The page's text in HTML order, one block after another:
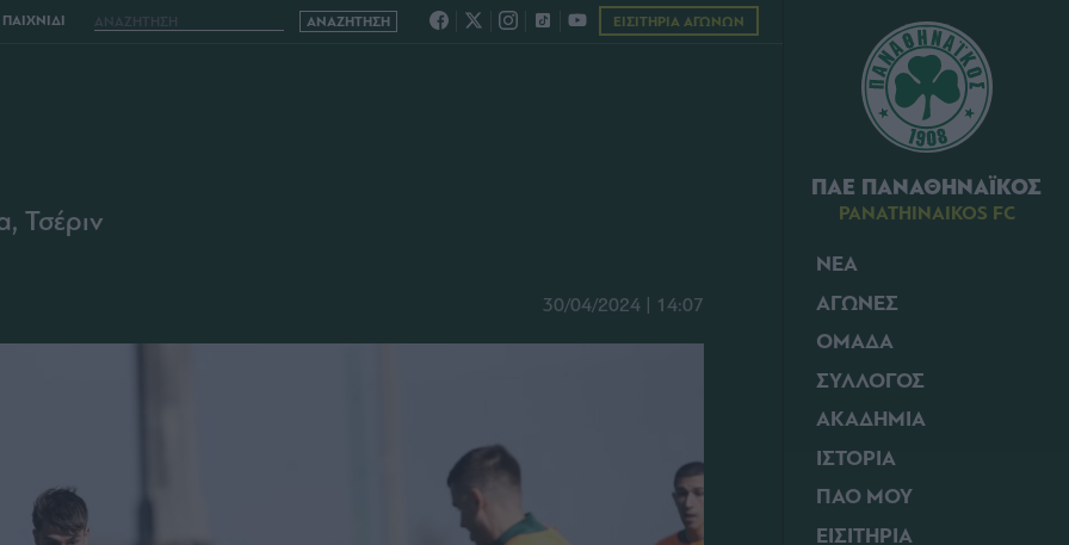
ΠΑΕ ΠΑΝΑΘΗΝΑΪΚΟΣ
PANATHINAIKOS FC
ΝΕΑ
ΑΓΩΝΕΣ
ΟΜΑΔΑ
ΣΥΛΛΟΓΟΣ
ΑΚΑΔΗΜΙΑ
ΙΣΤΟΡΙΑ
ΠΑΟ ΜΟΥ
ΕΙΣΙΤΗΡΙΑ
ΕΙΣΙΤΗΡΙΑ ΑΓΩΝΩΝ
Τσέριν
30/04/2024 | 14:07